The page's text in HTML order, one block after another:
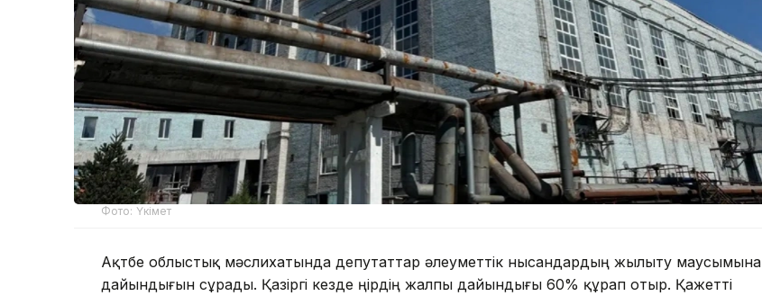
Фото: Үкімет
Ақтөбе облыстық мәслихатында депутаттар әлеуметтік нысандардың жылыту маусымына
дайындығын сұрады. Қазіргі кезде өңірдің жалпы дайындығы 60% құрап отыр. Қажетті